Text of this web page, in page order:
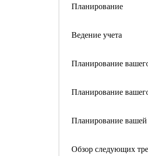
Планирование
Ведение учета
Планирование
Планирование
Планирование вашей
Обзор следующих